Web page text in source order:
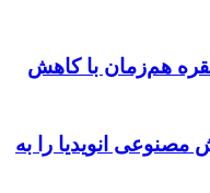
هم‌زمان با کاهش
انویدیا را به